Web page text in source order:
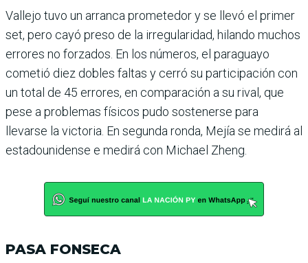
Vallejo tuvo un arranca prometedor y se llevó el pri­mer
set, pero cayó preso de la irregularidad, hilando muchos
errores no forza­dos. En los números, el para­guayo
cometió diez dobles faltas y cerró su participa­ción con
un total de 45 erro­res, en comparación a su rival, que
pese a problemas físicos pudo sostenerse para
llevarse la victoria. En segunda ronda, Mejía se medirá al
estadounidense e medirá con Michael Zheng.
PASA FONSECA